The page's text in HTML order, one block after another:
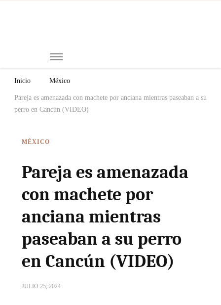
Inicio México
Pareja es amenazada con machete por anciana mientras paseaban a su
perro en Cancún (VIDEO)
MÉXICO
Pareja es amenazada
con machete por
anciana mientras
paseaban a su perro
en Cancún (VIDEO)
JULIO 25, 2024